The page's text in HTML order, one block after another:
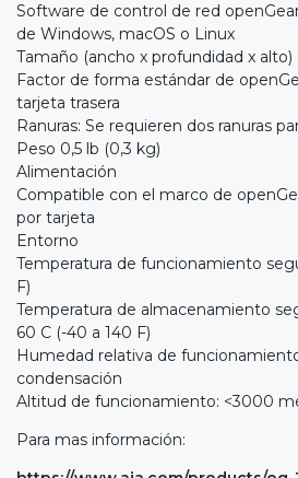
Software de control de red
de Windows, macOS o Linux
Tamaño (ancho x profundidad x alto)
Factor de forma estándar de
tarjeta trasera
Ranuras: Se requieren dos ranuras
Peso 0,5 lb (0,3 kg)
Alimentación
Compatible con el marco de
por tarjeta
Entorno
Temperatura de funcionamiento
F)
Temperatura de almacenamiento
60 C (-40 a 140 F)
Humedad relativa de
condensación
Altitud de funcionamiento: <3000
Para mas información: